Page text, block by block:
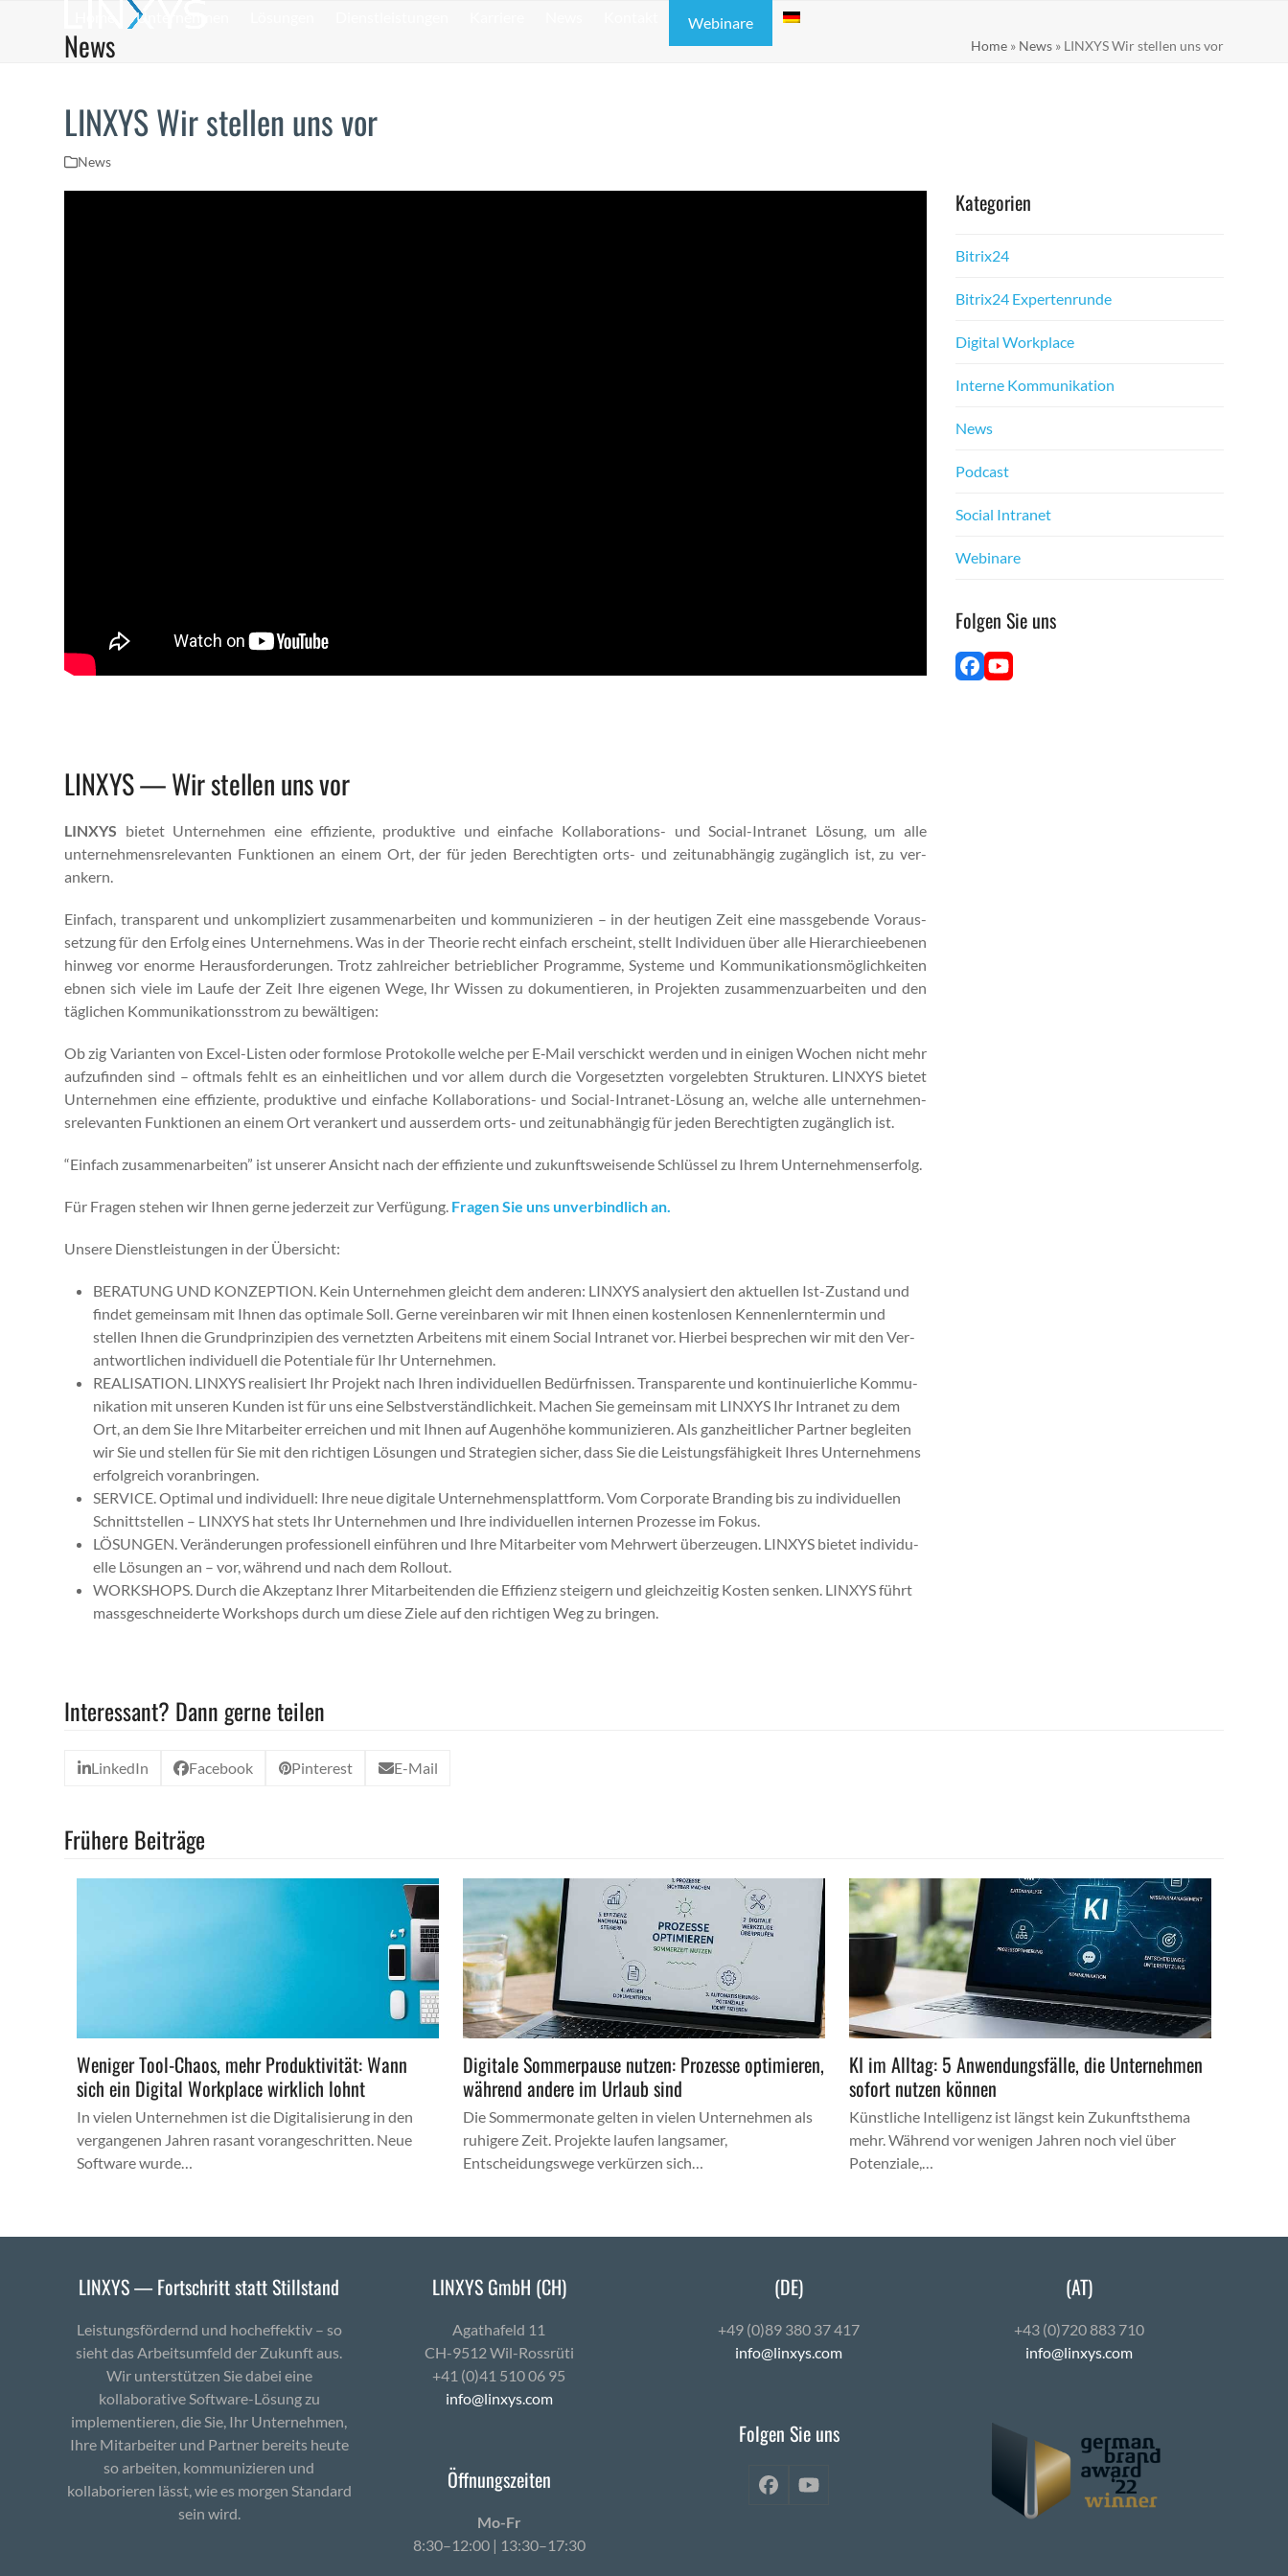
Unternehmen Webinare
News Home» News» LINXYS Wir stellen uns vor
LINXYS Wir stellen uns vor
News
LINXYS — Wir stellen uns vor
LINXYS bietet Unternehmen eine effiziente, pro­duk­tive und ein­fache Kol­lab­o­ra­tions- und Social-Intranet Lösung, um alle
unternehmen­srel­e­van­ten Funk­tio­nen an einem Ort, der für jeden Berechtigten orts- und zeitun­ab­hängig zugänglich ist, zu ver­
ankern.
Ein­fach, trans­par­ent und unkom­pliziert zusam­me­nar­beit­en und kom­mu­nizieren – in der heuti­gen Zeit eine mass­gebende Voraus­
set­zung für den Erfolg eines Unternehmens. Was in der The­o­rie recht ein­fach erscheint, stellt Indi­viduen über alle Hier­ar­chieebe­nen
hin­weg vor enorme Her­aus­forderun­gen. Trotz zahlre­ich­er betrieblich­er Pro­gramme, Sys­teme und Kom­mu­nika­tion­s­möglichkeit­en
ebnen sich viele im Laufe der Zeit Ihre eige­nen Wege, Ihr Wis­sen zu doku­men­tieren, in Pro­jek­ten zusam­men­zuar­beit­en und den
täglichen Kom­mu­nika­tion­sstrom zu bewälti­gen:
Ob zig Vari­anten von Excel-Lis­ten oder form­lose Pro­tokolle welche per E‑Mail ver­schickt wer­den und in eini­gen Wochen nicht mehr
aufzufind­en sind – oft­mals fehlt es an ein­heitlichen und vor allem durch die Vorge­set­zten vorgelebten Struk­turen. LINXYS bietet
Unternehmen eine effiziente, pro­duk­tive und ein­fache Kol­lab­o­ra­tions- und Social-Intranet-Lösung an, welche alle unternehmen­
srel­e­van­ten Funk­tio­nen an einem Ort ver­ankert und ausser­dem orts- und zeitun­ab­hängig für jeden Berechtigten zugänglich ist.
“Ein­fach zusam­me­nar­beit­en” ist unser­er Ansicht nach der effiziente und zukun­ftsweisende Schlüs­sel zu Ihrem Unternehmenser­folg.
Für Fra­gen ste­hen wir Ihnen gerne jed­erzeit zur Ver­fü­gung. Fra­gen Sie uns unverbindlich an.
Unsere Dien­stleis­tun­gen in der Über­sicht:
BERATUNG UND KONZEPTION. Kein Unternehmen gle­icht dem anderen: LINXYS analysiert den aktuellen Ist-Zus­tand und
find­et gemein­sam mit Ihnen das opti­male Soll. Gerne vere­in­baren wir mit Ihnen einen kosten­losen Ken­nen­lern­ter­min und
stellen Ihnen die Grund­prinzip­i­en des ver­net­zten Arbeit­ens mit einem Social Intranet vor. Hier­bei besprechen wir mit den Ver­
ant­wortlichen indi­vidu­ell die Poten­tiale für Ihr Unternehmen.
REALISATION. LINXYS real­isiert Ihr Pro­jekt nach Ihren indi­vidu­ellen Bedürfnis­sen. Trans­par­ente und kon­tinuier­liche Kom­mu­
nika­tion mit unseren Kun­den ist für uns eine Selb­stver­ständlichkeit. Machen Sie gemein­sam mit LINXYS Ihr Intranet zu dem
Ort, an dem Sie Ihre Mitar­beit­er erre­ichen und mit Ihnen auf Augen­höhe kom­mu­nizieren. Als ganzheitlich­er Part­ner begleit­en
wir Sie und stellen für Sie mit den richti­gen Lösun­gen und Strate­gien sich­er, dass Sie die Leis­tungs­fähigkeit Ihres Unternehmens
erfol­gre­ich voran­brin­gen.
SERVICE. Opti­mal und indi­vidu­ell: Ihre neue dig­i­tale Unternehmen­splat­tform. Vom Cor­po­rate Brand­ing bis zu indi­vidu­ellen
Schnittstellen – LINXYS hat stets Ihr Unternehmen und Ihre indi­vidu­ellen inter­nen Prozesse im Fokus.
LÖSUNGEN. Verän­derun­gen pro­fes­sionell ein­führen und Ihre Mitar­beit­er vom Mehrw­ert überzeu­gen. LINXYS bietet indi­vidu­
elle Lösun­gen an – vor, während und nach dem Roll­out.
WORKSHOPS. Durch die Akzep­tanz Ihrer Mitar­bei­t­en­den die Effizienz steigern und gle­ichzeit­ig Kosten senken. LINXYS führt
mass­geschnei­derte Work­shops durch um diese Ziele auf den richti­gen Weg zu brin­gen.
Kat­e­gorien
Bitrix24
Bitrix24 Experten­runde
Dig­i­tal Work­place
Interne Kom­mu­nika­tion
News
Pod­cast
Social Intranet
Webina­re
Fol­gen Sie uns
Face­YouTube
Interessant? Dann gerne teilen
LinkedIn Facebook Pinterest E-Mail
Frühere Beiträge
Weniger Tool-Chaos, mehr Produktivität: Wann
sich ein Digital Workplace wirklich lohnt
In vielen Unternehmen ist die Digitalisierung in den
vergangenen Jahren rasant vorangeschritten. Neue
Software wurde…
Digitale Sommerpause nutzen: Prozesse optimieren,
während andere im Urlaub sind
Die Sommermonate gelten in vielen Unternehmen als
ruhigere Zeit. Projekte laufen langsamer,
Entscheidungswege verkürzen sich…
KI im Alltag: 5 Anwendungsfälle, die Unternehmen
sofort nutzen können
Künstliche Intelligenz ist längst kein Zukunftsthema
mehr. Während vor wenigen Jahren noch viel über
Potenziale,…
LINXYS — Fortschritt statt Stillstand
Leistungsfördernd und hocheffektiv – so
sieht das Arbeitsumfeld der Zukunft aus.
Wir unterstützen Sie dabei eine
kollaborative Software-Lösung zu
implementieren, die Sie, Ihr Unternehmen,
Ihre Mitarbeiter und Partner bereits heute
so arbeiten, kommunizieren und
kollaborieren lässt, wie es morgen Standard
sein wird.
LINXYS GmbH (CH)
Agath­afeld 11
CH-9512 Wil-Ross­rüti
+41 (0)41 510 06 95
info@linxys.com
Öffnungszeiten
Mo-Fr
8:30–12:00 | 13:30–17:30
(DE)
+49 (0)89 380 37 417
info@linxys.com
Folgen Sie uns
FacebookYouTube
(AT)
+43 (0)720 883 710
info@linxys.com